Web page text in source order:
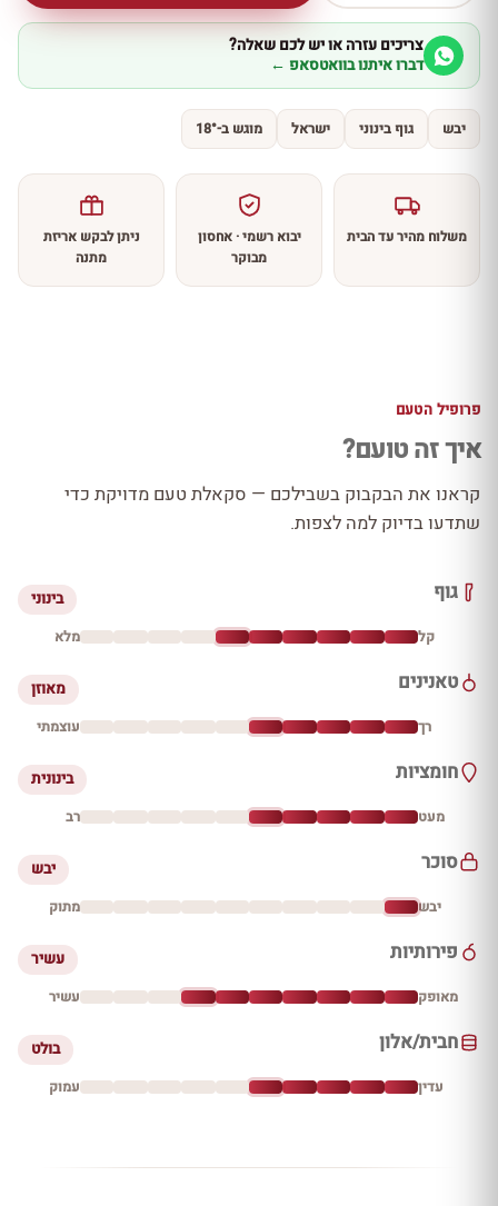
צריכים עזרה או יש לכם שאלה?
דברו איתנו בוואטסאפ ←
יבש גוף בינוני ישראל מוגש ב-18°
משלוח מהיר עד הבית
יבוא רשמי · אחסון
מבוקר
ניתן לבקש אריזת
מתנה
פרופיל הטעם
איך זה טועם?
קראנו את הבקבוק בשבילכם — סקאלת טעם מדויקת כדי
שתדעו בדיוק למה לצפות.
גוף בינוני
קל מלא
טאנינים מאוזן
רך עוצמתי
חומציות בינונית
מעט רב
סוכר יבש
יבש מתוק
פירותיות עשיר
מאופק עשיר
חבית/אלון בולט
עדין עמוק